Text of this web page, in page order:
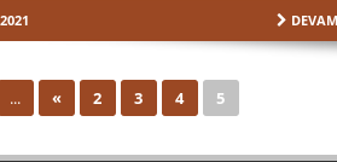
... « 2 3 4 5